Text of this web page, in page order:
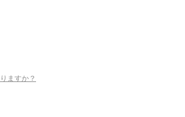
ますか？